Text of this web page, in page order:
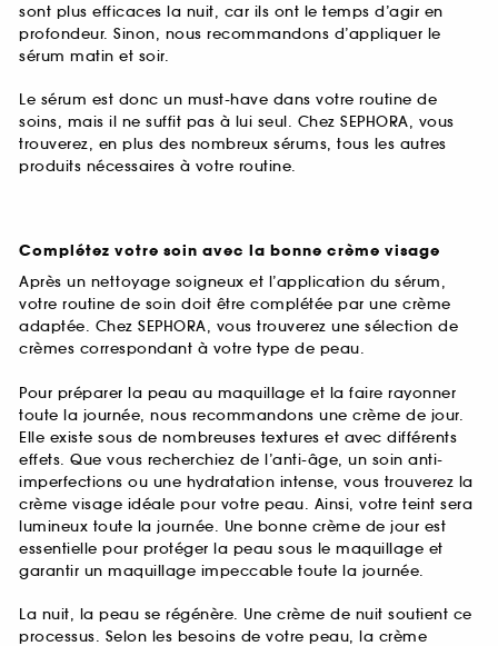
sont plus efficaces la nuit, car ils ont le temps d’agir en
profondeur. Sinon, nous recommandons d’appliquer le
sérum matin et soir.
Le sérum est donc un must-have dans votre routine de
soins, mais il ne suffit pas à lui seul. Chez SEPHORA, vous
trouverez, en plus des nombreux sérums, tous les autres
produits nécessaires à votre routine.
Complétez votre soin avec la bonne crème visage
Après un nettoyage soigneux et l’application du sérum,
votre routine de soin doit être complétée par une crème
adaptée. Chez SEPHORA, vous trouverez une sélection de
crèmes correspondant à votre type de peau.
Pour préparer la peau au maquillage et la faire rayonner
toute la journée, nous recommandons une crème de jour.
Elle existe sous de nombreuses textures et avec différents
effets. Que vous recherchiez de l’anti-âge, un soin anti-
imperfections ou une hydratation intense, vous trouverez la
crème visage idéale pour votre peau. Ainsi, votre teint sera
lumineux toute la journée. Une bonne crème de jour est
essentielle pour protéger la peau sous le maquillage et
garantir un maquillage impeccable toute la journée.
La nuit, la peau se régénère. Une crème de nuit soutient ce
processus. Selon les besoins de votre peau, la crème